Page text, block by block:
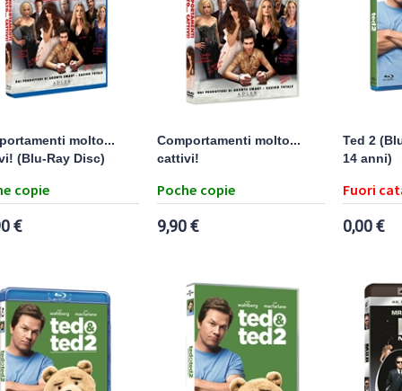
molto...
(Blu-Ray Disc)
copie
€
Comportamenti molto...
cattivi!
Poche copie
9,90 €
Ted 2
14 anni)
Fuori
0,00 €